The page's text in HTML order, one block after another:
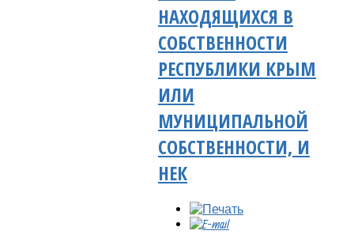
НАХОДЯЩИХСЯ В
СОБСТВЕННОСТИ
РЕСПУБЛИКИ КРЫМ
ИЛИ
МУНИЦИПАЛЬНОЙ
СОБСТВЕННОСТИ, И
НЕК